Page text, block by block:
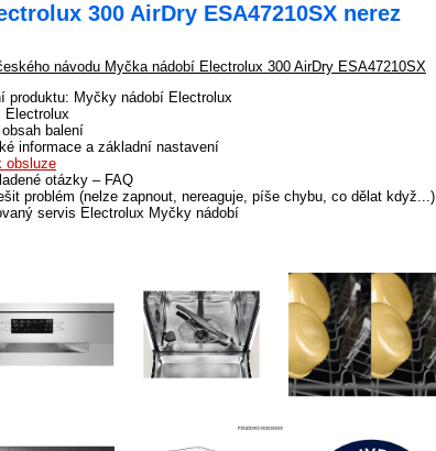
300 AirDry ESA47210SX nerez
návodu Myčka nádobí Electrolux 300 AirDry ESA47210SX
produktu: Myčky nádobí Electrolux
Electrolux
balení
informace a základní nastavení
obsluze
otázky – FAQ
problém (nelze zapnout, nereaguje, píše chybu, co dělat když...)
servis Electrolux Myčky nádobí